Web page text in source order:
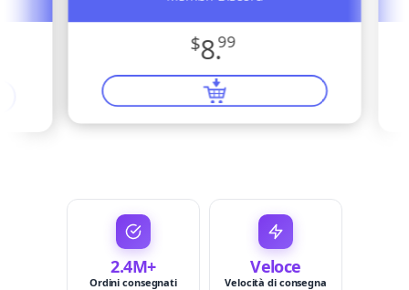
$8.99
2.4M+
Ordini consegnati
Veloce
Velocità di consegna